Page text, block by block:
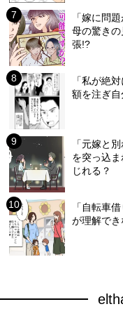
「嫁に問
母の驚き
張!?
「私が絶
額を注ぎ
「元嫁と
を突っ込
じれる？
「自転車
が理解で